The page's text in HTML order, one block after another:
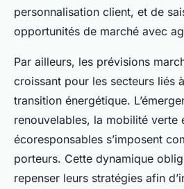
personnalisation client, et de
opportunités de marché avec
Par ailleurs, les prévisions
croissant pour les secteurs liés
transition énergétique.
renouvelables, la mobilité verte
écoresponsables s’imposent
porteurs. Cette dynamique
repenser leurs stratégies afin